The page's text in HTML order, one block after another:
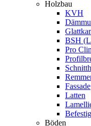
Holzbau
KVH
BSH
Pro
Fassade
Latten
Böden